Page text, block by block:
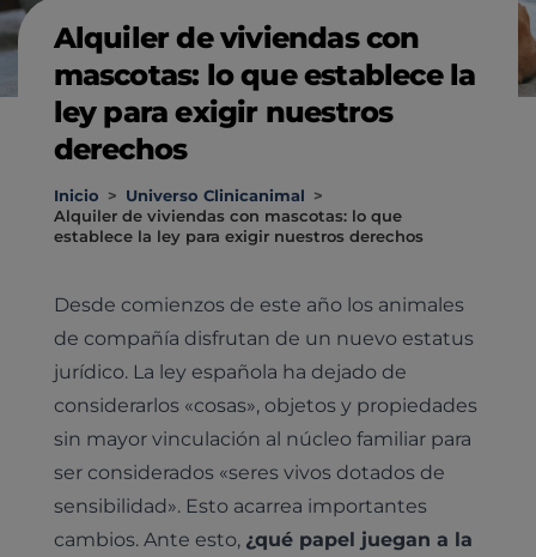
Alquiler de viviendas con
mascotas: lo que establece la
ley para exigir nuestros
derechos
Inicio > Universo Clinicanimal >
Alquiler de viviendas con mascotas: lo que
establece la ley para exigir nuestros derechos
Desde comienzos de este año los animales
de compañía disfrutan de un nuevo estatus
jurídico. La ley española ha dejado de
considerarlos «cosas», objetos y propiedades
sin mayor vinculación al núcleo familiar para
ser considerados «seres vivos dotados de
sensibilidad». Esto acarrea importantes
cambios. Ante esto, ¿qué papel juegan a la